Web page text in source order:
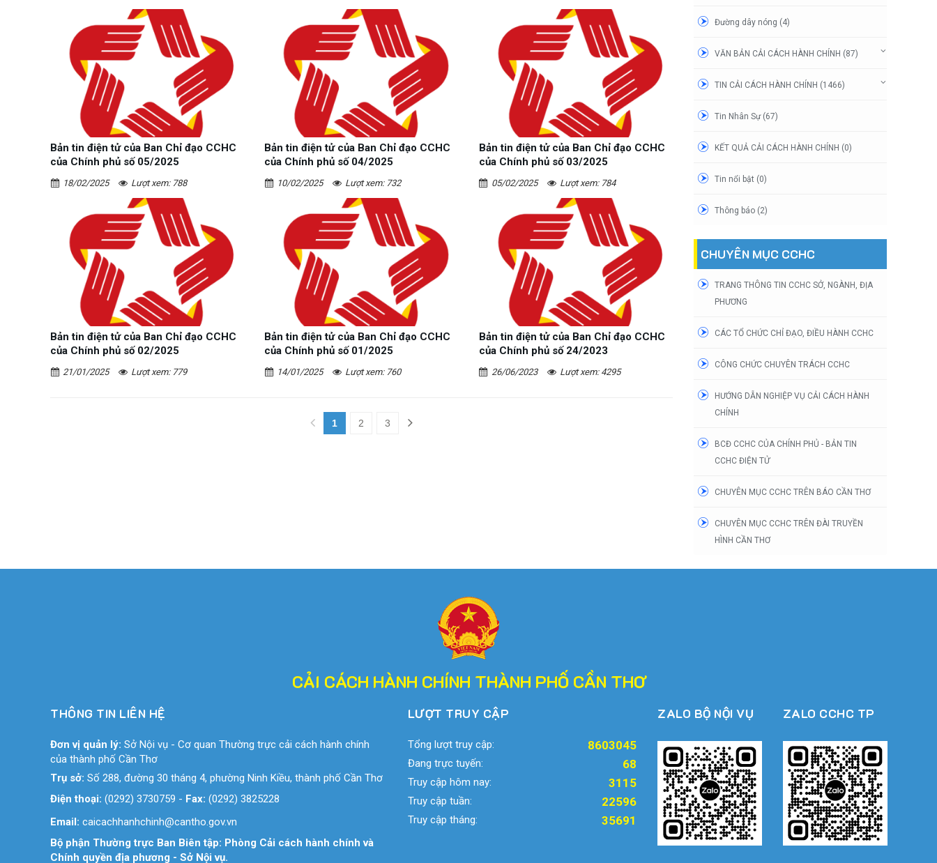
Bản tin điện tử của Ban Chỉ đạo CCHC
của Chính phủ số 05/2025
18/02/2025 Lượt xem: 788
Bản tin điện tử của Ban Chỉ đạo CCHC
của Chính phủ số 04/2025
10/02/2025 Lượt xem: 732
Bản tin điện tử của Ban Chỉ đạo CCHC
của Chính phủ số 03/2025
05/02/2025 Lượt xem: 784
Bản tin điện tử của Ban Chỉ đạo CCHC
của Chính phủ số 02/2025
21/01/2025 Lượt xem: 779
Bản tin điện tử của Ban Chỉ đạo CCHC
của Chính phủ số 01/2025
14/01/2025 Lượt xem: 760
Bản tin điện tử của Ban Chỉ đạo CCHC
của Chính phủ số 24/2023
26/06/2023 Lượt xem: 4295
1(current)
2 3
Đường dây nóng (4)
VĂN BẢN CẢI CÁCH HÀNH CHÍNH (87)
TIN CẢI CÁCH HÀNH CHÍNH (1466)
Tin Nhân Sự (67)
KẾT QUẢ CẢI CÁCH HÀNH CHÍNH (0)
Tin nổi bật (0)
Thông báo (2)
CHUYÊN MỤC CCHC
TRANG THÔNG TIN CCHC SỞ, NGÀNH, ĐỊA
PHƯƠNG
CÁC TỔ CHỨC CHỈ ĐẠO, ĐIỀU HÀNH CCHC
CÔNG CHỨC CHUYÊN TRÁCH CCHC
HƯỚNG DẪN NGHIỆP VỤ CẢI CÁCH HÀNH
CHÍNH
BCĐ CCHC CỦA CHÍNH PHỦ - BẢN TIN
CCHC ĐIỆN TỬ
CHUYÊN MỤC CCHC TRÊN BÁO CẦN THƠ
CHUYÊN MỤC CCHC TRÊN ĐÀI TRUYỀN
HÌNH CẦN THƠ
CẢI CÁCH HÀNH CHÍNH THÀNH PHỐ CẦN THƠ
THÔNG TIN LIÊN HỆ
Đơn vị quản lý: Sở Nội vụ - Cơ quan Thường trực cải cách hành chính
của thành phố Cần Thơ
Trụ sở: Số 288, đường 30 tháng 4, phường Ninh Kiều, thành phố Cần Thơ
Điện thoại: (0292) 3730759 - Fax: (0292) 3825228
Email: caicachhanhchinh@cantho.gov.vn
Bộ phận Thường trực Ban Biên tập: Phòng Cải cách hành chính và
Chính quyền địa phương - Sở Nội vụ.
LƯỢT TRUY CẬP
Tổng lượt truy cập: 8603045
Đang trực tuyến: 68
Truy cập hôm nay: 3115
Truy cập tuần: 22596
Truy cập tháng: 35691
ZALO BỘ NỘI VỤ ZALO CCHC TP